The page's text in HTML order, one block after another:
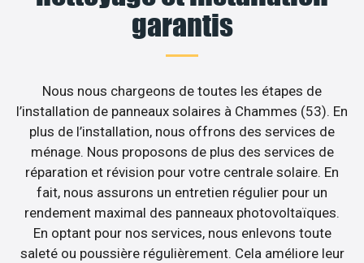
garantis
Nous nous chargeons de toutes les étapes de
l’installation de panneaux solaires à Chammes (53). En
plus de l’installation, nous offrons des services de
ménage. Nous proposons de plus des services de
réparation et révision pour votre centrale solaire. En
fait, nous assurons un entretien régulier pour un
rendement maximal des panneaux photovoltaïques.
En optant pour nos services, nous enlevons toute
saleté ou poussière régulièrement. Cela améliore leur